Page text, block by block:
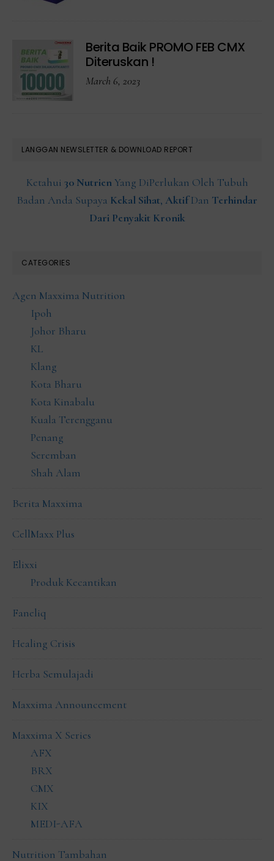
Berita Baik PROMO FEB CMX
Diteruskan !
March 6, 2023
LANGGAN NEWSLETTER & DOWNLOAD REPORT
Ketahui 30 Nutrien Yang DiPerlukan Oleh Tubuh
Badan Anda Supaya Kekal Sihat, AktifDan Terhindar
Dari Penyakit Kronik
CATEGORIES
Agen Maxxima Nutrition
Ipoh
Johor Bharu
KL
Klang
Kota Bharu
Kota Kinabalu
Kuala Terengganu
Penang
Seremban
Shah Alam
Berita Maxxima
CellMaxx Plus
Elixxi
Produk Kecantikan
Faneliq
Healing Crisis
Herba Semulajadi
Maxxima Announcement
Maxxima X Series
AFX
BRX
CMX
KIX
MEDI-AFA
Nutrition Tambahan